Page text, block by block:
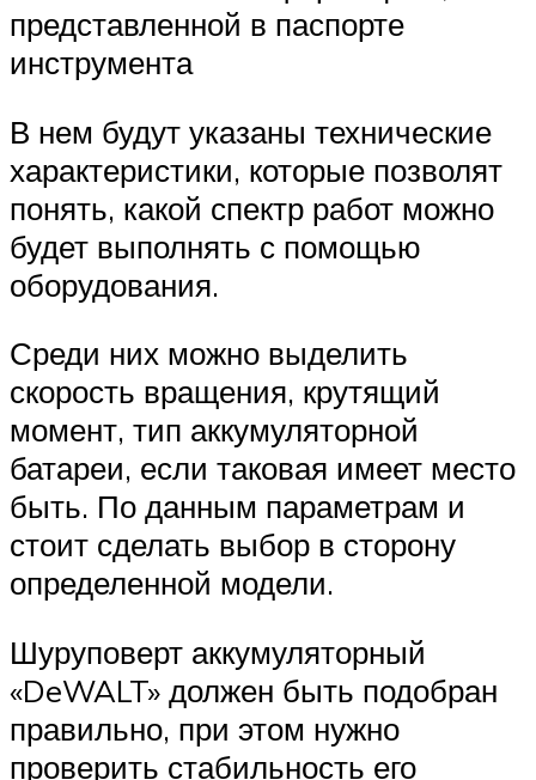
представленной в паспорте
инструмента
В нем будут указаны технические
характеристики, которые позволят
понять, какой спектр работ можно
будет выполнять с помощью
оборудования.
Среди них можно выделить
скорость вращения, крутящий
момент, тип аккумуляторной
батареи, если таковая имеет место
быть. По данным параметрам и
стоит сделать выбор в сторону
определенной модели.
Шуруповерт аккумуляторный
«DeWALT» должен быть подобран
правильно, при этом нужно
проверить стабильность его